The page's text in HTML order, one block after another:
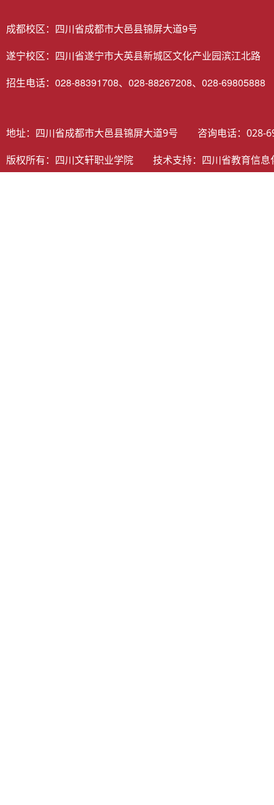
成都校区：四川省成都市大邑县锦屏大道9号
遂宁校区：四川省遂宁市大英县新城区文化产业园滨江北路
招生电话：028-88391708、028-88267208、028-69805888
地址：四川省成都市大邑县锦屏大道9号 咨询电话：
版权所有：四川文轩职业学院 技术支持： 四川省教育信